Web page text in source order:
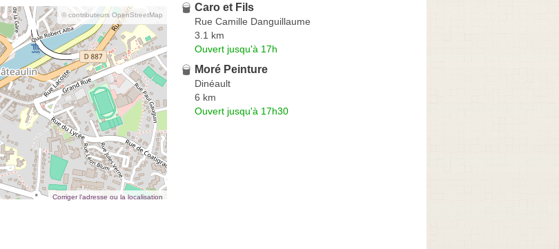
© contributeurs OpenStreetMap
Corriger l’adresse ou la localisation
Caro et Fils
Rue Camille Danguillaume
3.1 km
Ouvert jusqu'à 17h
Moré Peinture
Dinéault
6 km
Ouvert jusqu'à 17h30